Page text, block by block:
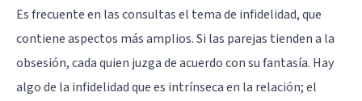
Es frecuente en las consultas el tema de infidelidad, que
contiene aspectos más amplios. Si las parejas tienden a la
obsesión, cada quien juzga de acuerdo con su fantasía. Hay
algo de la infidelidad que es intrínseca en la relación; el